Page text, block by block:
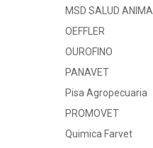
MSD SALUD ANIMAL
OEFFLER
OUROFINO
PANAVET
Pisa Agropecuaria
PROMOVET
Quimica Farvet